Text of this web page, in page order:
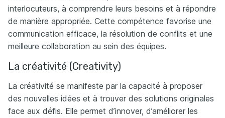
interlocuteurs, à comprendre leurs besoins et à répondre
de manière appropriée. Cette compétence favorise une
communication efficace, la résolution de conflits et une
meilleure collaboration au sein des équipes.
La créativité (Creativity)
La créativité se manifeste par la capacité à proposer
des nouvelles idées et à trouver des solutions originales
face aux défis. Elle permet d’innover, d’améliorer les